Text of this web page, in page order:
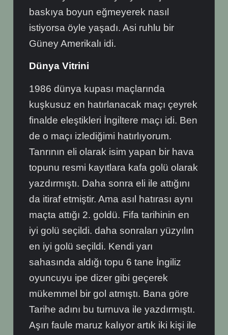
baskıya boyun eğmeyerek nasıl
istiyorsa öyle yaşadı. Asi ruhlu bir
Güney Amerikalı idi.
Dünya Vitrini
1986 dünya kupası maçlarında
kuşkusuz en hatırlanacak maçı çeyrek
finalde eleştikleri İngiltere maçı idi. Ben
de o maçı izlediğimi hatırlıyorum.
Tanrının eli olarak isim yapan bir hava
topunu resmi kayıtlara kafa golü olarak
yazdırmıştı. Daha sonra eli ile attığını
da itiraf etmiştir. Ama asıl hatırası aynı
maçta attığı 2. goldü. Fifa tarihinin en
iyi golü seçildi. daha sonraları yüzyılın
en iyi golü seçildi. Kendi yarı
sahasında aldığı topu 6 tane İngiliz
oyuncuyu ipe dizer gibi geçerek
mükemmel bir gol atmıştı. Bana göre
Tarihe adını bu turnuva ile yazdırmıştı.
Aşırı faule maruz kalıyor artık iki kişi ile